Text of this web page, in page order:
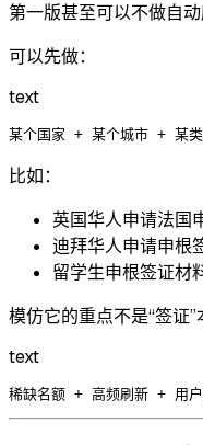
第一版甚至可以不做自动
可以先做：
text
比如：
英国华人申请法国
迪拜华人申请申根
留学生申根签证材
模仿它的重点不是“签证”
text